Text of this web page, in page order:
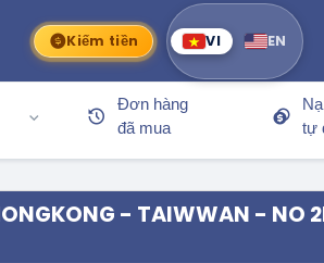
Kiếm tiền VI EN
Đơn hàng
đã mua
tự
- TAIWWAN - NO